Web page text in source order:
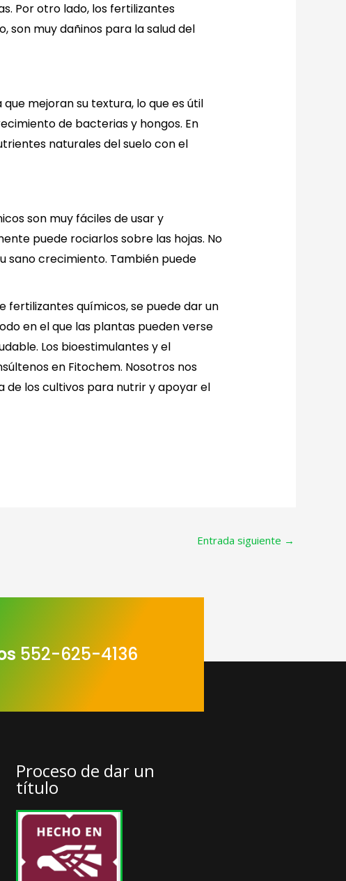
Por otro lado, los fertilizantes
son muy dañinos para la salud del
mejoran su textura, lo que es útil
de bacterias y hongos. En
naturales del suelo con el
son muy fáciles de usar y
puede rociarlos sobre las hojas. No
sano crecimiento. También puede
fertilizantes químicos, se puede dar un
en el que las plantas pueden verse
Los bioestimulantes y el
en Fitochem. Nosotros nos
los cultivos para nutrir y apoyar el
Entrada siguiente →
552-625-4136
Proceso de dar un
título